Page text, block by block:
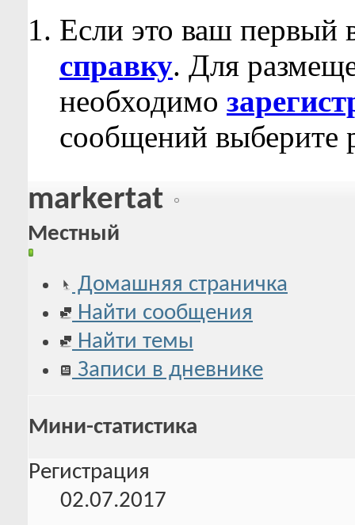
Если это ваш первый
справку. Для
необходимо
сообщений выберите
markertat
Местный
Домашняя страничка
Найти сообщения
Найти темы
Записи в дневнике
Мини-статистика
Регистрация
02.07.2017